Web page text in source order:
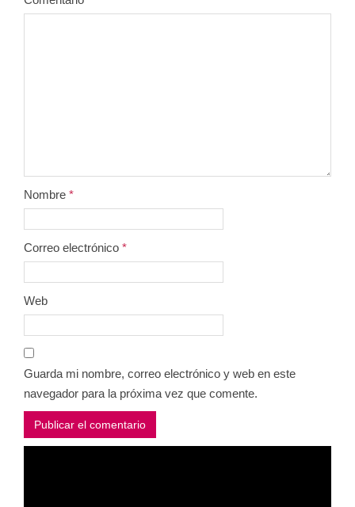
Nombre *
Correo electrónico *
Web
Guarda mi nombre, correo electrónico y web en este
navegador para la próxima vez que comente.